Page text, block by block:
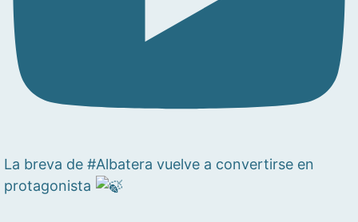
La breva de #Albatera vuelve a convertirse en
protagonista